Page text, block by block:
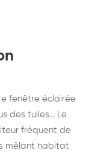
fenêtre éclairée
des tuiles... Le
fréquent de
mêlant habitat